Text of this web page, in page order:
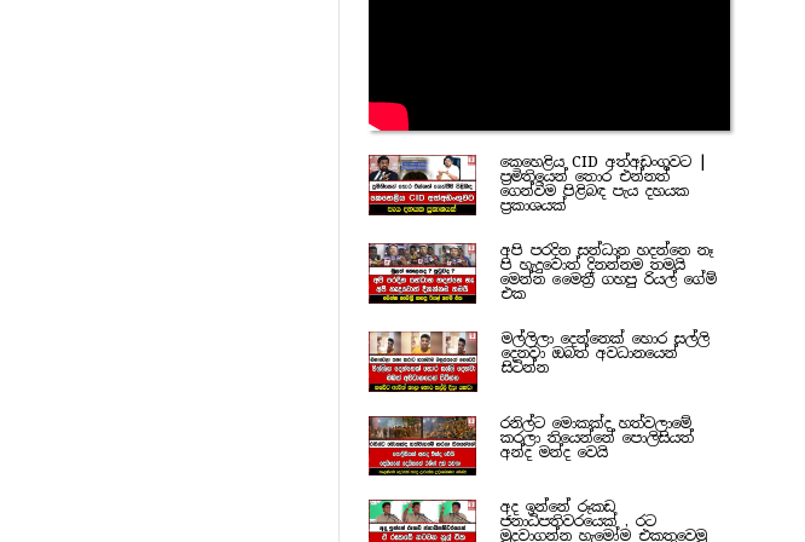
කෙහෙළිය CID අත්අඩංගුවට |
ප්‍රමිතියෙන් තොර එන්නත්
ගෙන්වීම පිළිබඳ පැය දහයක
ප්‍රකාශයක්
අපි පරදින සන්ධාන හදන්නෙ නෑ
පි හැදුවොත් දිනන්නම තමයි
මෙන්න මෛත්‍රී ගහපු රියල් ගේම්
එක
මල්ලිලා දෙන්නෙක් හොර සල්ලි
දෙනවා ඔබත් අවධානයෙන්
සිටින්න
රනිල්ට මොකක්ද හත්වලාමේ
කරලා තියෙන්නේ පොලිසියත්
අන්ද මන්ද වෙයි
අද ඉන්නේ රූකඩ
ජනාධිපතිවරයෙක් , රට
මුදවාගන්න හැමෝම එකතුවෙමු